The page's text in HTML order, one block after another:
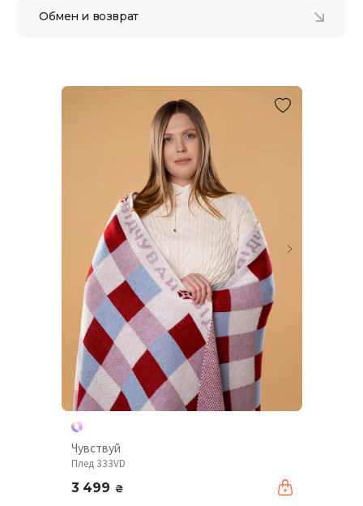
Обмен и возврат
Чувствуй
Плед 333VD
3 499 ₴